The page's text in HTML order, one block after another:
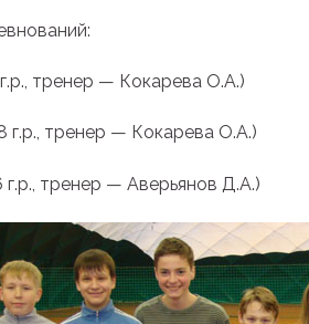
тренер — Кокарева О.А.)
г.р., тренер — Кокарева О.А.)
г.р., тренер — Аверьянов Д.А.)